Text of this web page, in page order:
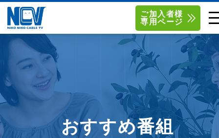
南東北センター（米沢） 0238-24-2525
南東北センター（福島） 0120-173-577
函館センター 0138-34-2525
新潟センター 025-210-1200
単品サービス
単品料金
お得なセットプラン
料金シミュレーション
南東北センター(米沢) 南東北センター(福島)
ご加入者様
専用ページ
おすすめ番組